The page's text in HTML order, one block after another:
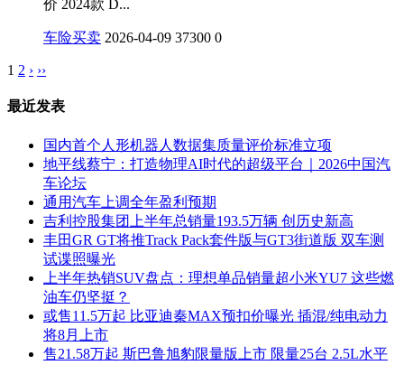
价 2024款 D...
车险买卖 2026-04-09 37300 0
1 2 › ››
最近发表
国内首个人形机器人数据集质量评价标准立项
地平线蔡宁：打造物理AI时代的超级平台｜2026中国汽
车论坛
通用汽车上调全年盈利预期
吉利控股集团上半年总销量193.5万辆 创历史新高
丰田GR GT将推Track Pack套件版与GT3街道版 双车测
试谍照曝光
上半年热销SUV盘点：理想单品销量超小米YU7 这些燃
油车仍坚挺？
或售11.5万起 比亚迪秦MAX预扣价曝光 插混/纯电动力
将8月上市
售21.58万起 斯巴鲁旭豹限量版上市 限量25台 2.5L水平